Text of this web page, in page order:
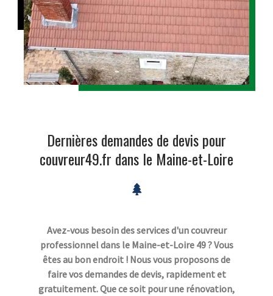
Dernières demandes de devis pour
couvreur49.fr dans le Maine-et-Loire
Avez-vous besoin des services d'un couvreur
professionnel dans le Maine-et-Loire 49 ? Vous
êtes au bon endroit ! Nous vous proposons de
faire vos demandes de devis, rapidement et
gratuitement. Que ce soit pour une rénovation,